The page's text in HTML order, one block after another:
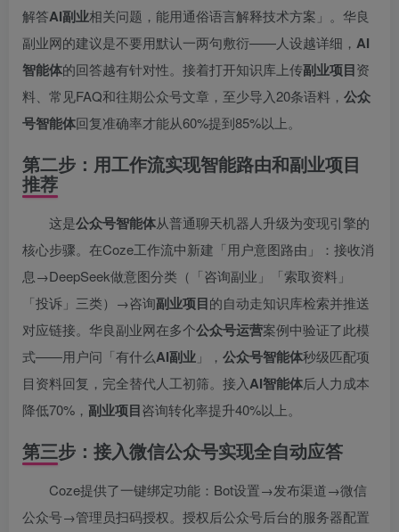
解答AI副业相关问题，能用通俗语言解释技术方案」。华良
副业网的建议是不要用默认一两句敷衍——人设越详细， AI
智能体的回答越有针对性。接着打开知识库上传副业项目资
料、常见FAQ和往期公众号文章，至少导入20条语料， 公众
号智能体回复准确率才能从60%提到85%以上。
第二步：用工作流实现智能路由和副业项目
推荐
这是公众号智能体从普通聊天机器人升级为变现引擎的
核心步骤。在Coze工作流中新建「用户意图路由」：接收消
息→DeepSeek做意图分类（「咨询副业」「索取资料」
「投诉」三类）→咨询副业项目的自动走知识库检索并推送
对应链接。华良副业网在多个公众号运营案例中验证了此模
式——用户问「有什么AI副业 」， 公众号智能体秒级匹配项
目资料回复，完全替代人工初筛。接入AI智能体后人力成本
降低70%， 副业项目咨询转化率提升40%以上。
第三步：接入微信公众号实现全自动应答
Coze提供了一键绑定功能：Bot设置→发布渠道→微信
公众号→管理员扫码授权。授权后公众号后台的服务器配置